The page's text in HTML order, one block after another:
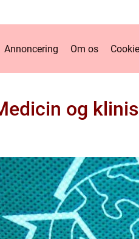
Annoncering Om os
og